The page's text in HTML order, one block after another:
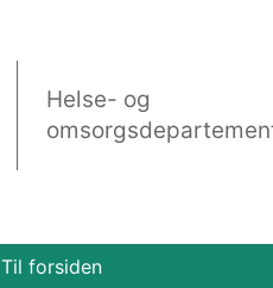
Helse- og
Til forsiden